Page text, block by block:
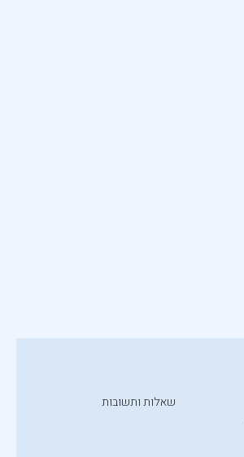
שאלות ותשובות